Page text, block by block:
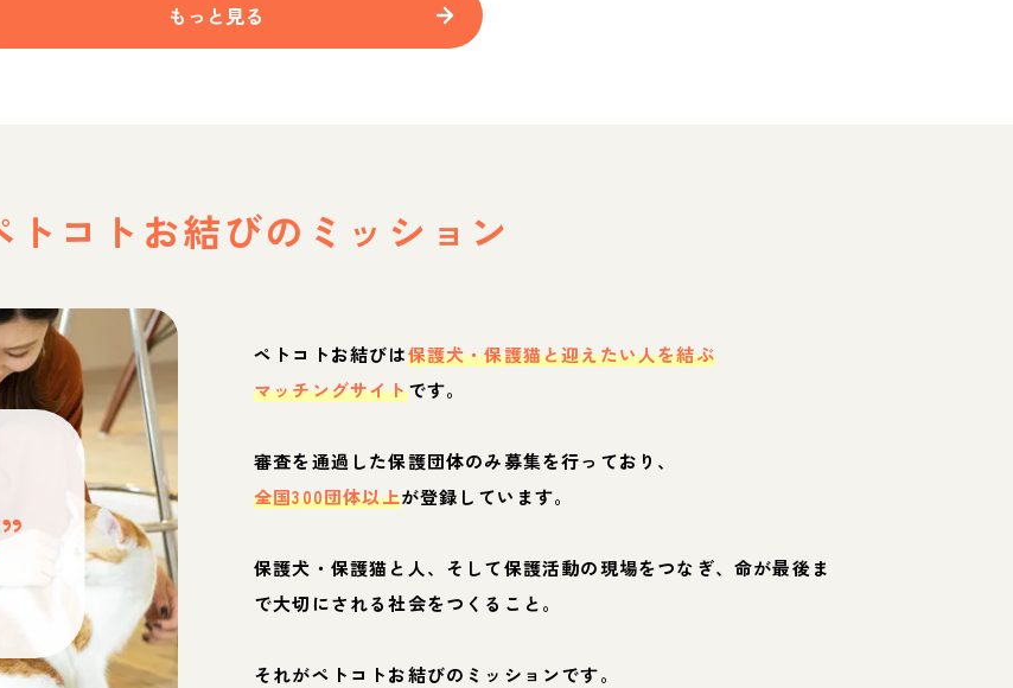
もっと見る
トコトお結びの ミッション
ペトコトお結びは保護犬・保護猫と迎えたい人を結ぶ
マッチングサイトです。
審査を通過した保護団体のみ募集を行っており、
全国300団体以上が登録しています。
保護犬・保護猫と人、そして保護活動の現場をつなぎ、命が最後ま
で大切にされる社会をつくること。
それがペトコトお結びのミッションです。